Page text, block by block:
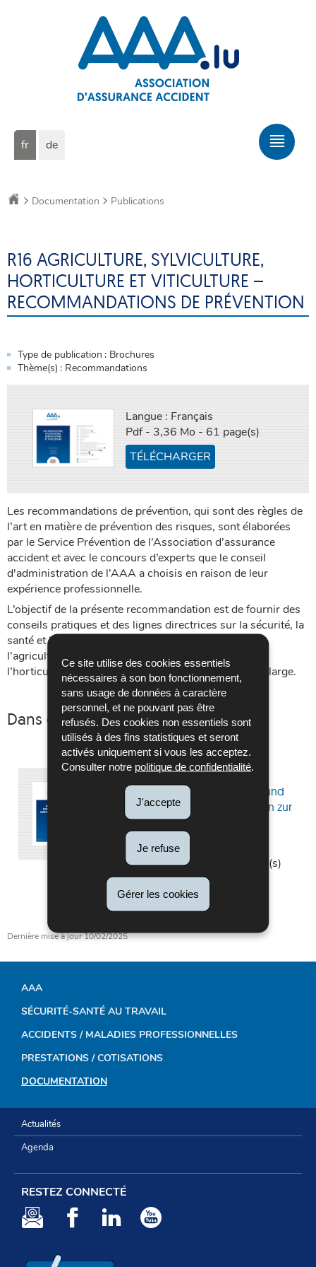
Ce site utilise des cookies essentiels
nécessaires à son bon fonctionnement,
sans usage de données à caractère
personnel, et ne pouvant pas être
refusés. Des cookies non essentiels sont
utilisés à des fins statistiques et seront
activés uniquement si vous les acceptez.
Consulter notre politique de confidentialité
J'accepte
Je refuse
Gérer les cookies
Changer
de
fr de
Accueil
Documentation Publications
R16 AGRICULTURE, SYLVICULTURE,
HORTICULTURE ET VITICULTURE –
RECOMMANDATIONS DE PRÉVENTION
Type de publication
Brochures
Thème(s)
Recommandations
Langue : Français
Pdf - 3,36 Mo - 61 page(s)
TÉLÉCHARGER
Les recommandations de prévention, qui sont des règles de
l’art en matière de prévention des risques, sont élaborées
par le Service Prévention de l’Association d’assurance
accident et avec le concours d’experts que le conseil
d'administration de l’AAA a choisis en raison de leur
expérience professionnelle.
L’objectif de la présente recommandation est de fournir des
conseils pratiques et des lignes directrices sur la sécurité, la
santé et le bien-être au travail dans les secteurs de
l’agriculture, de la sylviculture, de la viticulture, de
l’horticulture et de l’aménagement paysager au sens large.
Dans d'autres langues
R16 Landwirtschaft,
Forstwirtschaft, Garten- und
Weinbau - Empfehlungen zur
Unfallverhütung
Langue :
Pdf - 3,38 Mo - 61 page(s)
TÉLÉCHARGER
Dernière mise à jour10/02/2025
MENU
DE
NAVIGATION
AAA
SÉCURITÉ-SANTÉ AU TRAVAIL
ACCIDENTS / MALADIES PROFESSIONNELLES
PRESTATIONS / COTISATIONS
DOCUMENTATION
Actualités
Agenda
RESTEZ CONNECTÉ